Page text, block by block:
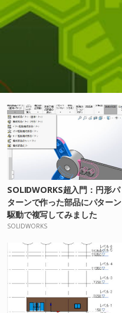
SOLIDWORKS超入門：円形パ
ターンで作った部品にパターン
駆動で複写してみました
SOLIDWORKS